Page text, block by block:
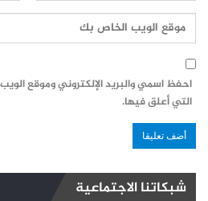
احفظ اسمي والبريد الإلكتروني وموقع
التي أعلق فيها.
شبكاتنا الاجتماعية